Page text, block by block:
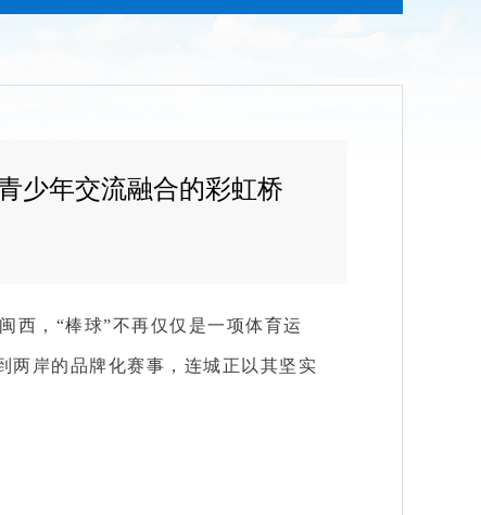
少年交流融合的彩虹桥‌
西，“棒球”不再仅仅是一项体育运
两岸的品牌化赛事，连城正以其坚实